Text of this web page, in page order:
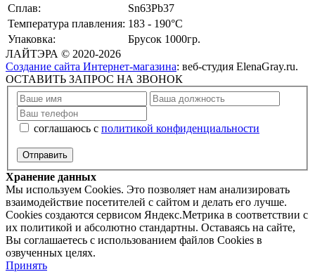
Сплав:
Sn63Pb37
Температура плавления: 183 - 190°С
Упаковка:
Брусок 1000гр.
ЛАЙТЭРА © 2020-2026
Создание сайта Интернет-магазина: веб-студия ElenaGray.ru.
ОСТАВИТЬ ЗАПРОС НА ЗВОНОК
соглашаюсь с политикой конфиденциальности
Хранение данных
Мы используем Cookies. Это позволяет нам анализировать
взаимодействие посетителей с сайтом и делать его лучше.
Cookies создаются сервисом Яндекс.Метрика в соответствии с
их политикой и абсолютно стандартны. Оставаясь на сайте,
Вы соглашаетесь с использованием файлов Cookies в
озвученных целях.
Принять